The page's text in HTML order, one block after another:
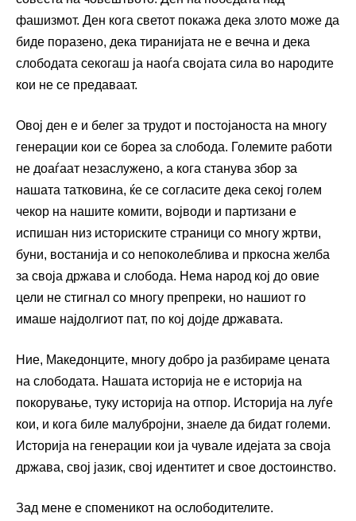
фашизмот. Ден кога светот покажа дека злото може да
биде поразено, дека тиранијата не е вечна и дека
слободата секогаш ја наоѓа својата сила во народите
кои не се предаваат.
Овој ден е и белег за трудот и постојаноста на многу
генерации кои се бореа за слобода. Големите работи
не доаѓаат незаслужено, а кога станува збор за
нашата татковина, ќе се согласите дека секој голем
чекор на нашите комити, војводи и партизани е
испишан низ историските страници со многу жртви,
буни, востанија и со непоколеблива и пркосна желба
за своја држава и слобода. Нема народ кој до овие
цели не стигнал со многу препреки, но нашиот го
имаше најдолгиот пат, по кој дојде државата.
Ние, Македонците, многу добро ја разбираме цената
на слободата. Нашата историја не е историја на
покорување, туку историја на отпор. Историја на луѓе
кои, и кога биле малубројни, знаеле да бидат големи.
Историја на генерации кои ја чувале идејата за своја
држава, свој јазик, свој идентитет и свое достоинство.
Зад мене е споменикот на ослободителите.